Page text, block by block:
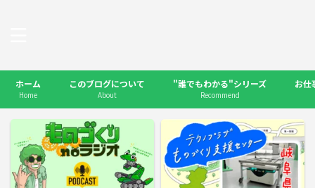
ホーム
Home
このブログについて
About
"誰でもわかる"シリーズ
Recommend
お仕